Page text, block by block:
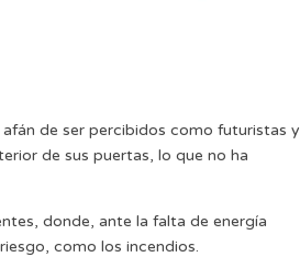
de ser percibidos como futuristas y
de sus puertas, lo que no ha
donde, ante la falta de energía
como los incendios.